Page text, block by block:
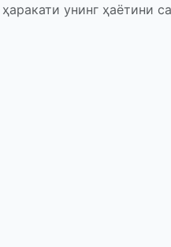
унинг ҳаётини